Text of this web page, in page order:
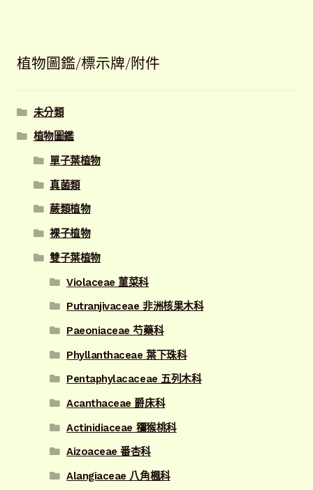
目
排
植物圖鑑/標示牌/附件
未分類
植物圖鑑
單子葉植物
真菌類
蕨類植物
裸子植物
雙子葉植物
Violaceae 菫菜科
Putranjivaceae 非洲核果木科
Paeoniaceae 芍藥科
Phyllanthaceae 葉下珠科
Pentaphylacaceae 五列木科
Acanthaceae 爵床科
Actinidiaceae 獼猴桃科
Aizoaceae 番杏科
Alangiaceae 八角楓科